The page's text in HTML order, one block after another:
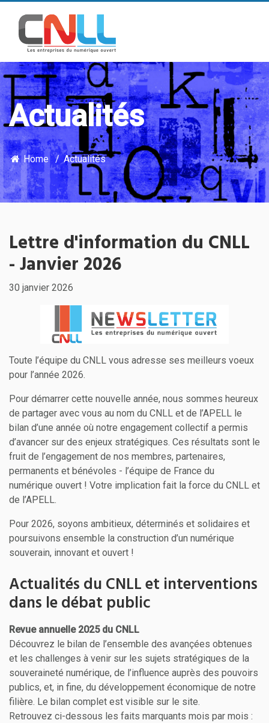
Actualités
Home Actualités
Lettre d'information du CNLL
- Janvier 2026
30 janvier 2026
Toute l’équipe du CNLL vous adresse ses meilleurs voeux
pour l’année 2026.
Pour démarrer cette nouvelle année, nous sommes heureux
de partager avec vous au nom du CNLL et de l’APELL le
bilan d’une année où notre engagement collectif a permis
d’avancer sur des enjeux stratégiques. Ces résultats sont le
fruit de l’engagement de nos membres, partenaires,
permanents et bénévoles - l’équipe de France du
numérique ouvert ! Votre implication fait la force du CNLL et
de l’APELL.
Pour 2026, soyons ambitieux, déterminés et solidaires et
poursuivons ensemble la construction d’un numérique
souverain, innovant et ouvert !
Actualités du CNLL et interventions
dans le débat public
Revue annuelle 2025 du CNLL
Découvrez le bilan de l’ensemble des avançées obtenues
et les challenges à venir sur les sujets stratégiques de la
souveraineté numérique, de l’influence auprès des pouvoirs
publics, et, in fine, du développement économique de notre
filière. Le bilan complet est visible sur le site.
Retrouvez ci-dessous les faits marquants mois par mois :